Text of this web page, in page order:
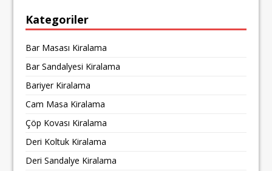
Kategoriler
Bar Masası Kiralama
Bar Sandalyesi Kiralama
Bariyer Kiralama
Cam Masa Kiralama
Çöp Kovası Kiralama
Deri Koltuk Kiralama
Deri Sandalye Kiralama